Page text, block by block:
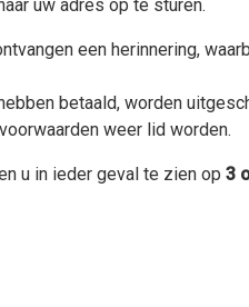
uw adres op te sturen.
een herinnering,
betaald, worden
weer lid worden.
u in ieder geval te zien op 3